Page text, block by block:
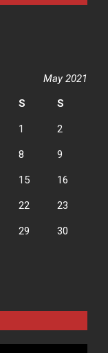
May 2021
S S
1 2
8 9
15 16
22 23
29 30